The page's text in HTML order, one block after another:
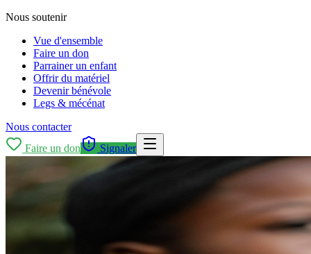
Nous soutenir
Vue d'ensemble
Faire un don
Parrainer un enfant
Offrir du matériel
Devenir bénévole
Legs & mécénat
Nous contacter
Faire un don
Signaler